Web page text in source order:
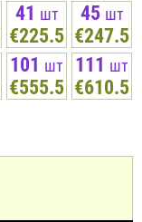
41 шт
€225.5
45 шт
€247.5
101 шт
€555.5
111 шт
€610.5